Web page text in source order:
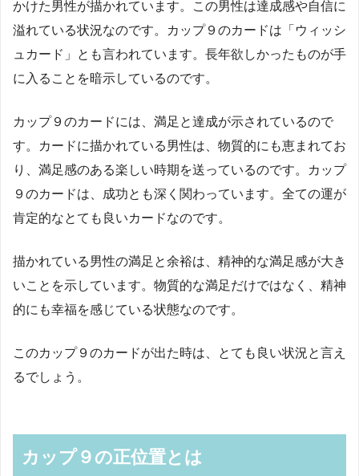
かけた男性が描かれています。この男性は達成感や自信に
溢れている状況なのです。カップ９のカードは「ウィッシ
ュカード」とも言われています。長年欲しかったものが手
に入ることを暗示しているのです。
カップ９のカードには、満足と達成が示されているので
す。カードに描かれている男性は、物質的にも恵まれてお
り、満足感のある楽しい時期を送っているのです。カップ
９のカードは、成功とも深く関わっています。全ての運が
肯定的なとても良いカードなのです。
描かれている男性の満足と余裕は、精神的な満足感が大き
いことを示しています。物質的な満足だけではなく、精神
的にも幸福を感じている状態なのです。
このカップ９のカードが出た時は、とても良い状況と言え
るでしょう。
カップ９の正位置とは